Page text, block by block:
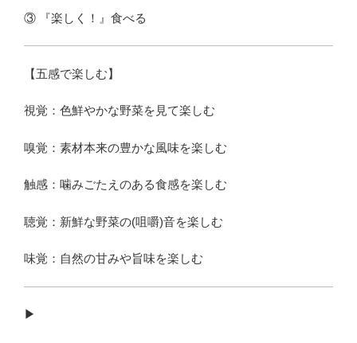
③ 『楽しく！』食べる
【五感で楽しむ】
視覚：色鮮やかな野菜を見て楽しむ
嗅覚：素材本来の豊かな風味を楽しむ
触感：噛みごたえのある食感を楽しむ
聴覚：新鮮な野菜の(咀嚼)音を楽しむ
味覚：自然の甘みや旨味を楽しむ
▶︎